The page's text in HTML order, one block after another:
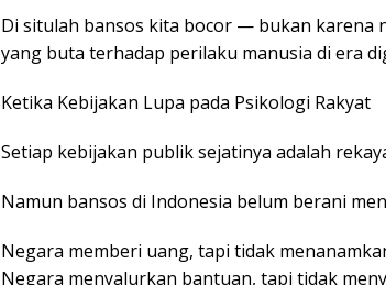
Di situlah bansos kita bocor — bukan karena
yang buta terhadap perilaku manusia di era
Ketika Kebijakan Lupa pada Psikologi Rakyat
Setiap kebijakan publik sejatinya adalah
Namun bansos di Indonesia belum berani
Negara memberi uang, tapi tidak
Negara menyalurkan bantuan, tapi tidak